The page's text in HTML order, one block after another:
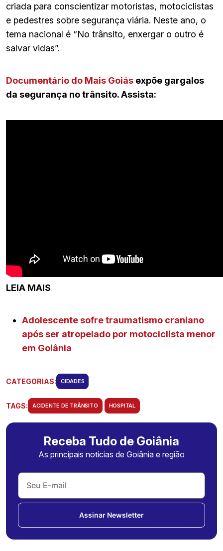
criada para conscientizar motoristas, motociclistas
e pedestres sobre segurança viária. Neste ano, o
tema nacional é “No trânsito, enxergar o outro é
salvar vidas”.
Documentário do Mais Goiás expõe gargalos
da segurança no trânsito. Assista:
LEIA MAIS
Adolescente sofre traumatismo craniano
após ser atropelado por motociclista menor
em Goiânia
CATEGORIAS: CIDADES
TAGS: ACIDENTE DE TRÂNSITO HOSPITAL
Receba Tudo de Goiânia
As principais notícias de Goiânia e região
Assinar Newsletter